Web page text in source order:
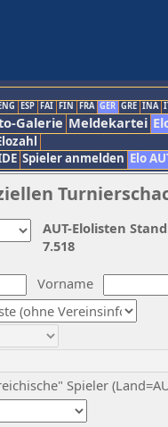
ESP FAI FIN FRA GER GRE INA
Galerie Meldekartei
Spieler anmelden Elo
Vorname
Spieler
AUT-Elolisten
7.518